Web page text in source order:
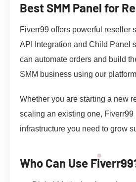
Best SMM Panel for
Fiverr99 offers powerful reseller
API Integration and Child Panel
can automate orders and build
SMM business using our
Whether you are starting a new
scaling an existing one, Fiverr99
infrastructure you need to grow
Who Can Use